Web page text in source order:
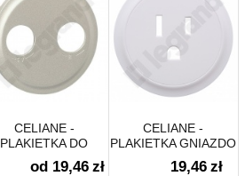
CELIANE -
PLAKIETKA DO
GNIAZD TV-RD
od 19,46 zł
CELIANE -
PLAKIETKA GNIAZDO
2P+Z EURO/USA
19,46 zł